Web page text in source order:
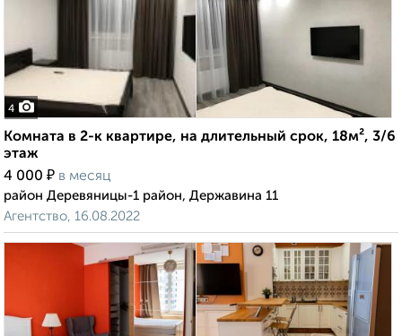
4
Комната в 2-к квартире, на длительный срок, 18м², 3/6
этаж
4 000 ₽ в месяц
район Деревяницы-1 район, Державина 11
Агентство, 16.08.2022